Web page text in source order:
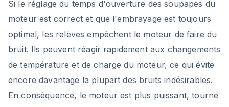
Si le réglage du temps d'ouverture des soupapes du
moteur est correct et que l'embrayage est toujours
optimal, les relèves empêchent le moteur de faire du
bruit. Ils peuvent réagir rapidement aux changements
de température et de charge du moteur, ce qui évite
encore davantage la plupart des bruits indésirables.
En conséquence, le moteur est plus puissant, tourne